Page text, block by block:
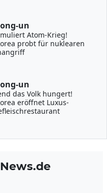
un
Atom-Krieg!
probt für nuklearen
un
das Volk hungert!
eröffnet Luxus-